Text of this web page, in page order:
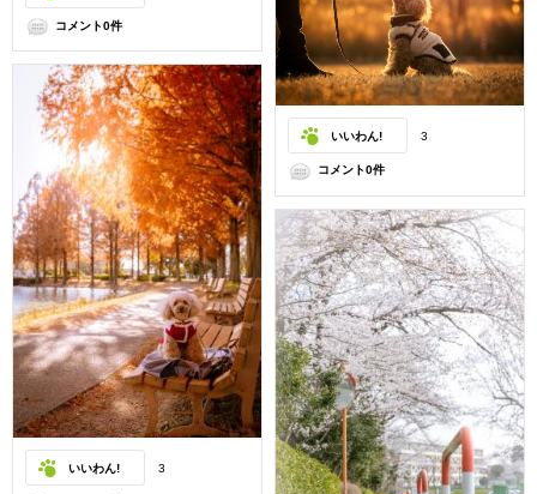
コメント0件
いいわん! 3
コメント0件
いいわん! 3